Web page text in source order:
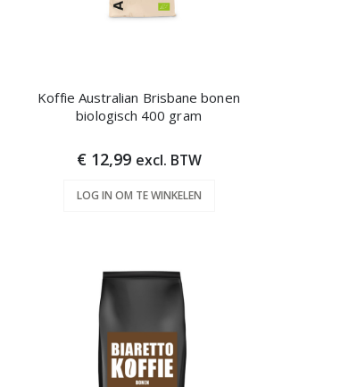
Koffie Australian Brisbane bonen
biologisch 400 gram
€ 12,99 excl. BTW
LOG IN OM TE WINKELEN